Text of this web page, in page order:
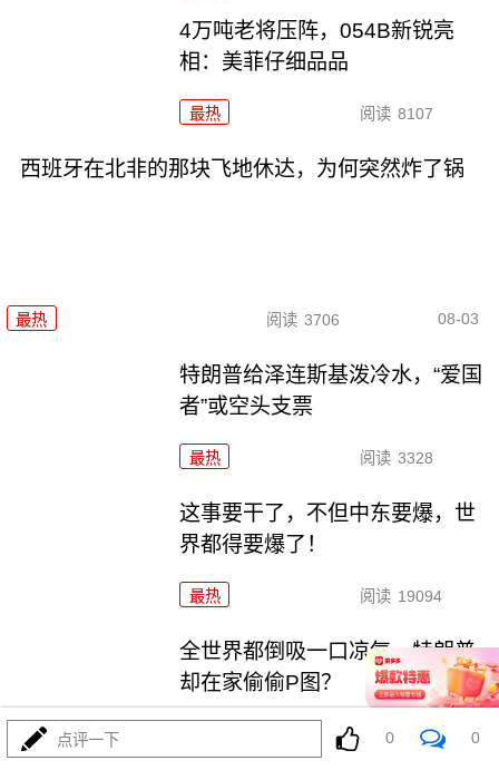
4万吨老将压阵，054B新锐亮
相：美菲仔细品品
最热 阅读 8107
西班牙在北非的那块飞地休达，为何突然炸了锅
最热 阅读 3706 08-03
特朗普给泽连斯基泼冷水，“爱国
者”或空头支票
最热 阅读 3328
这事要干了，不但中东要爆，世
界都得要爆了！
最热 阅读 19094
全世界都倒吸一口凉气，特朗普
却在家偷偷P图？
阅读 10571
点评一下 0 0